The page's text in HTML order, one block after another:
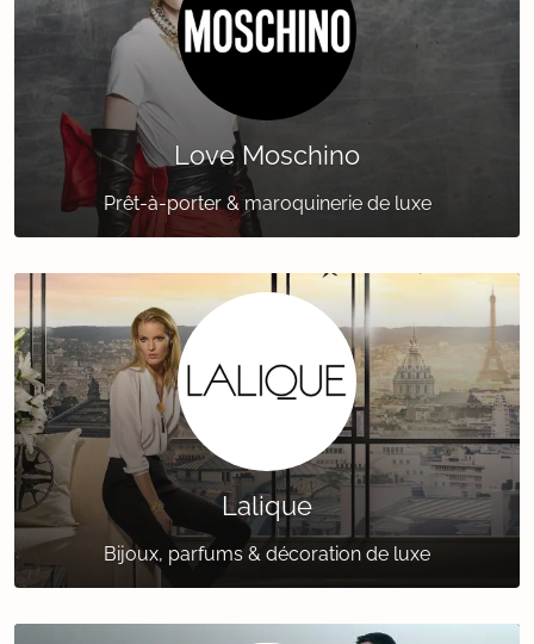
Love Moschino
Prêt-à-porter & maroquinerie de luxe
Lalique
Bijoux, parfums & décoration de luxe